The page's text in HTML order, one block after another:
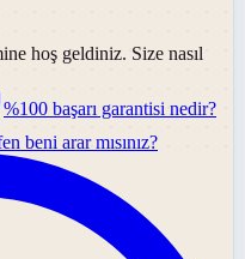
hoş geldiniz. Size nasıl
%100 başarı garantisi nedir?
beni arar mısınız?